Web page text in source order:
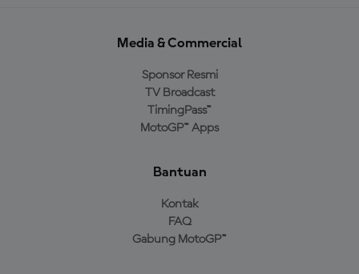
Media & Commercial
Sponsor Resmi
TV Broadcast
TimingPass™
MotoGP™ Apps
Bantuan
Kontak
FAQ
Gabung MotoGP™